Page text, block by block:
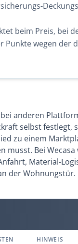
beim Preis, bei
Punkte wegen der
anderen
selbst festlegt,
zu einem
musst. Bei
Material-
der Wohnungstür.
HINWEIS